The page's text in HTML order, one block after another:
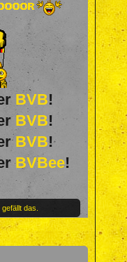
BVB!
BVB!
BVB!
BVBee!
gefällt das.